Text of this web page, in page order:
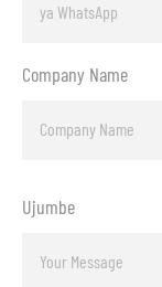
Company Name
Ujumbe